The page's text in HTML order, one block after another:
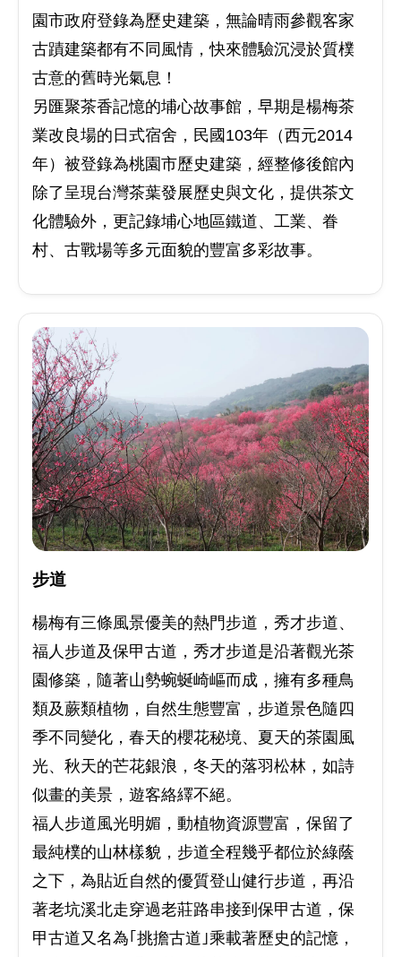
園市政府登錄為歷史建築，無論晴雨參觀客家
古蹟建築都有不同風情，快來體驗沉浸於質樸
古意的舊時光氣息！
另匯聚茶香記憶的埔心故事館，早期是楊梅茶
業改良場的日式宿舍，民國103年（西元2014
年）被登錄為桃園市歷史建築，經整修後館內
除了呈現台灣茶葉發展歷史與文化，提供茶文
化體驗外，更記錄埔心地區鐵道、工業、眷
村、古戰場等多元面貌的豐富多彩故事。
步道
楊梅有三條風景優美的熱門步道，秀才步道、
福人步道及保甲古道，秀才步道是沿著觀光茶
園修築，隨著山勢蜿蜒崎嶇而成，擁有多種鳥
類及蕨類植物，自然生態豐富，步道景色隨四
季不同變化，春天的櫻花秘境、夏天的茶園風
光、秋天的芒花銀浪，冬天的落羽松林，如詩
似畫的美景，遊客絡繹不絕。
福人步道風光明媚，動植物資源豐富，保留了
最純樸的山林樣貌，步道全程幾乎都位於綠蔭
之下，為貼近自然的優質登山健行步道，再沿
著老坑溪北走穿過老莊路串接到保甲古道，保
甲古道又名為｢挑擔古道｣乘載著歷史的記憶，